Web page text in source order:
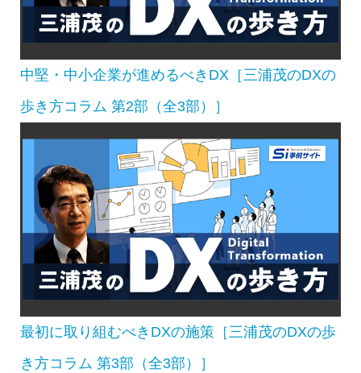
中堅・中小企業が進めるべきDX［三浦茂のDXの
歩き方コラム 第2部（全3部）］
最初に取り組むべきDXの施策［三浦茂のDXの歩
き方コラム 第3部（全3部）］